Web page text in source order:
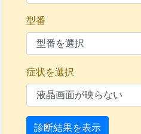
型番
症状を選択
診断結果を表示